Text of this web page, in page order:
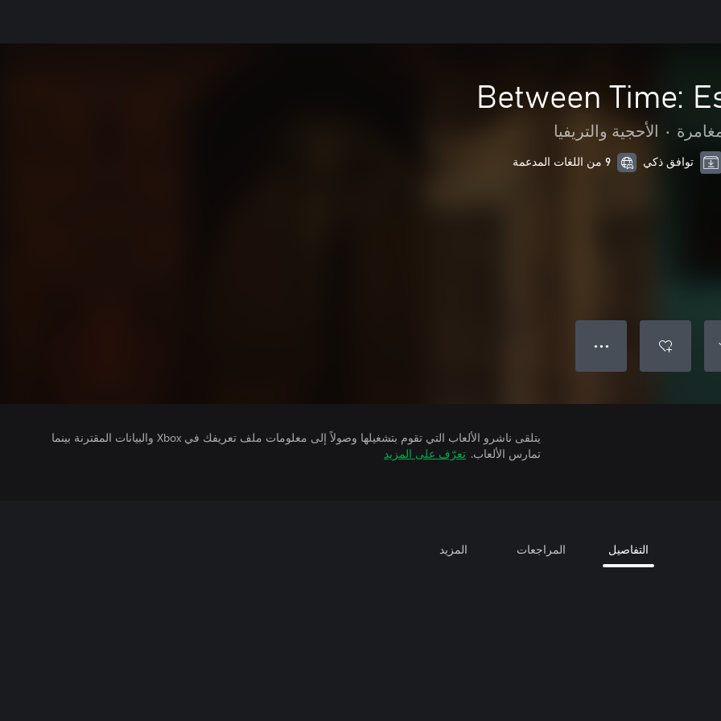
Between Time:
• الأحجية والتريفيا
توافق ذكي 9 من اللغات المدعمة
● ● ●
يتلقى ناشرو الألعاب التي تقوم بتشغيلها وصولاً إلى معلومات ملف تعريفك في Xbox والبيانات المقترنة بينما
تمارس الألعاب. تعرّف على المزيد
التفاصيل المراجعات المزيد